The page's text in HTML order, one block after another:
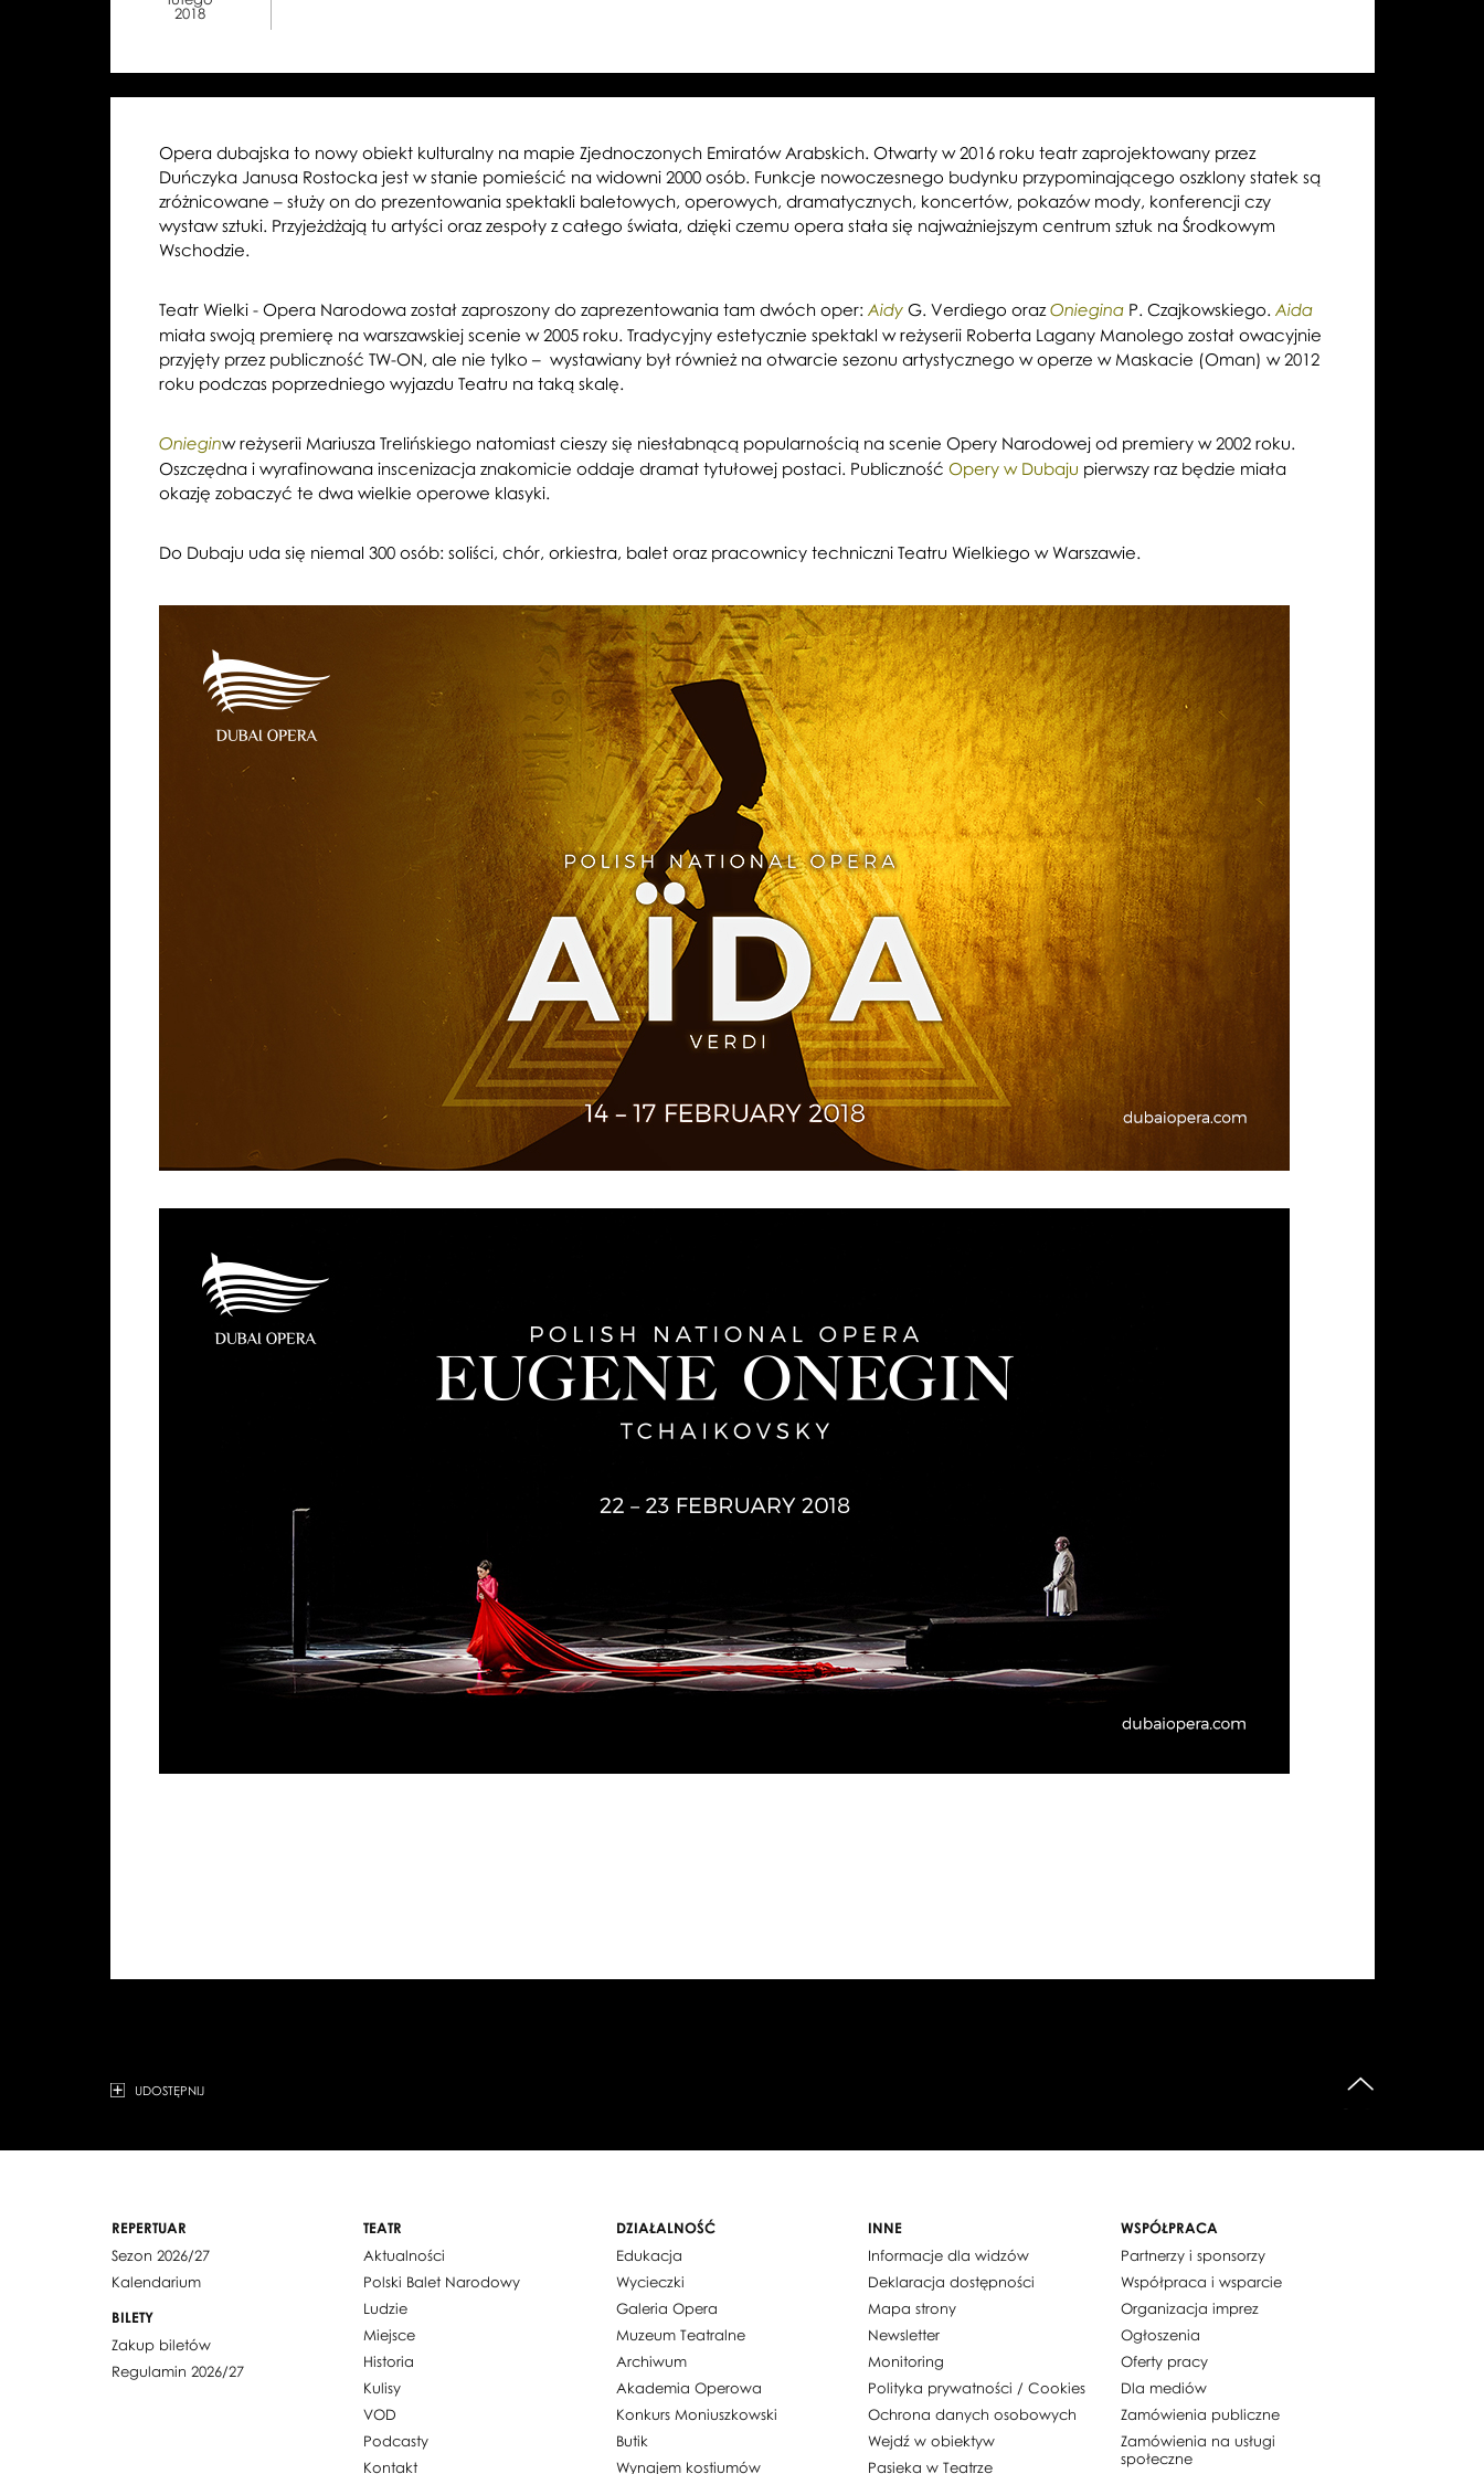
2018
Opera dubajska to nowy obiekt kulturalny na mapie Zjednoczonych Emiratów Arabskich. Otwarty w 2016 roku teatr zaprojektowany przez
Duńczyka Janusa Rostocka jest w stanie pomieścić na widowni 2000 osób. Funkcje nowoczesnego budynku przypominającego oszklony statek są
zróżnicowane – służy on do prezentowania spektakli baletowych, operowych, dramatycznych, koncertów, pokazów mody, konferencji czy
wystaw sztuki. Przyjeżdżają tu artyści oraz zespoły z całego świata, dzięki czemu opera stała się najważniejszym centrum sztuk na Środkowym
Wschodzie.
Teatr Wielki - Opera Narodowa został zaproszony do zaprezentowania tam dwóch oper: Aidy G. Verdiego oraz OnieginaP. Czajkowskiego. Aida
miała swoją premierę na warszawskiej scenie w 2005 roku. Tradycyjny estetycznie spektakl w reżyserii Roberta Lagany Manolego został owacyjnie
przyjęty przez publiczność TW-ON, ale nie tylko – wystawiany był również na otwarcie sezonu artystycznego w operze w Maskacie (Oman) w 2012
roku podczas poprzedniego wyjazdu Teatru na taką skalę.
Onieginw reżyserii Mariusza Trelińskiego natomiast cieszy się niesłabnącą popularnością na scenie Opery Narodowej od premiery w 2002 roku.
Oszczędna i wyrafinowana inscenizacja znakomicie oddaje dramat tytułowej postaci. Publiczność Opery w Dubaju pierwszy raz będzie miała
okazję zobaczyć te dwa wielkie operowe klasyki.
Do Dubaju uda się niemal 300 osób: soliści, chór, orkiestra, balet oraz pracownicy techniczni Teatru Wielkiego w Warszawie.
UDOSTĘPNIJ
REPERTUAR
Sezon 2026/27
Kalendarium
BILETY
Zakup biletów
Regulamin 2026/27
TEATR
Aktualności
Polski Balet Narodowy
Ludzie
Miejsce
Historia
Kulisy
VOD
Podcasty
Kontakt
DZIAŁALNOŚĆ
Edukacja
Wycieczki
Galeria Opera
Muzeum Teatralne
Archiwum
Akademia Operowa
Konkurs Moniuszkowski
Butik
Wynajem kostiumów
INNE
Informacje dla widzów
Deklaracja dostępności
Mapa strony
Newsletter
Monitoring
Polityka prywatności / Cookies
Ochrona danych osobowych
Wejdź w obiektyw
Pasieka w Teatrze
WSPÓŁPRACA
Partnerzy i sponsorzy
Współpraca i wsparcie
Organizacja imprez
Ogłoszenia
Oferty pracy
Dla mediów
Zamówienia publiczne
Zamówienia na usługi
społeczne